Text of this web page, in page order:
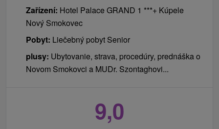
Zařízení: Hotel Palace GRAND 1 ***+ Kúpele
Nový Smokovec
Pobyt: Liečebný pobyt Senior
plusy: Ubytovanie, strava, procedúry, prednáška o
Novom Smokovci a MUDr. Szontaghovi...
9,0